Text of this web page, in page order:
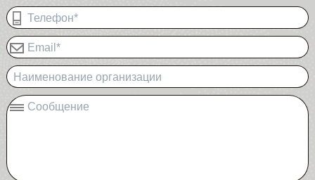
Телефон*
Email*
Наименование организации
Сообщение